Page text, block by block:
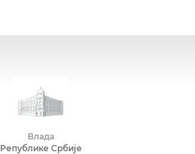
Влада
Републике Србије